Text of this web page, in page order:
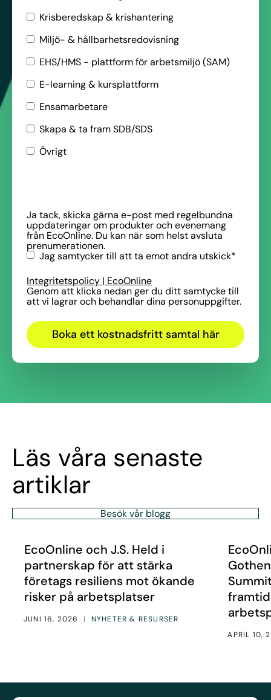
Krisberedskap & krishantering
Miljö- & hållbarhetsredovisning
EHS/HMS - plattform för arbetsmiljö (SAM)
E-learning & kursplattform
Ensamarbetare
Skapa & ta fram SDB/SDS
Övrigt
Ja tack, skicka gärna e-post med regelbundna
uppdateringar om produkter och evenemang
från EcoOnline. Du kan när som helst avsluta
prenumerationen.
Jag samtycker till att ta emot andra utskick*
Integritetspolicy | EcoOnline
Genom att klicka nedan ger du ditt samtycke till
att vi lagrar och behandlar dina personuppgifter.
Läs våra senaste
artiklar
Besök vår blogg
Nyheter
EcoOnline och J.S. Held i
partnerskap för att stärka
företags resiliens mot ökande
risker på arbetsplatser
JUNI 16, 2026 | NYHETER & RESURSER
Nyheter
APRIL 10,